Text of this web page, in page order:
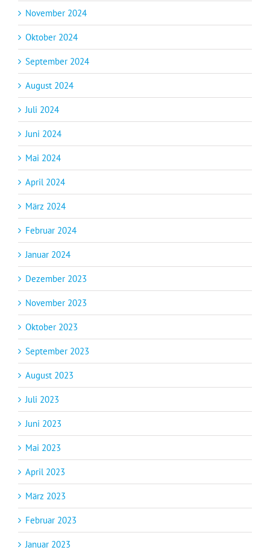
November 2024
Oktober 2024
September 2024
August 2024
Juli 2024
Juni 2024
Mai 2024
April 2024
März 2024
Februar 2024
Januar 2024
Dezember 2023
November 2023
Oktober 2023
September 2023
August 2023
Juli 2023
Juni 2023
Mai 2023
April 2023
März 2023
Februar 2023
Januar 2023